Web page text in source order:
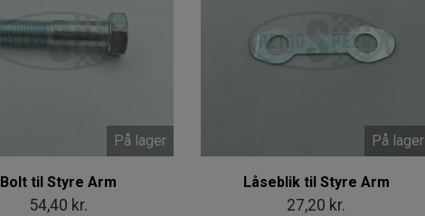
På lager
Bolt til Styre Arm
54,40 kr.
På lager
Låseblik til Styre Arm
27,20 kr.